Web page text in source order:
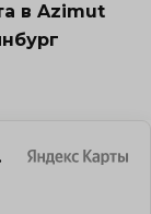
в Azimut